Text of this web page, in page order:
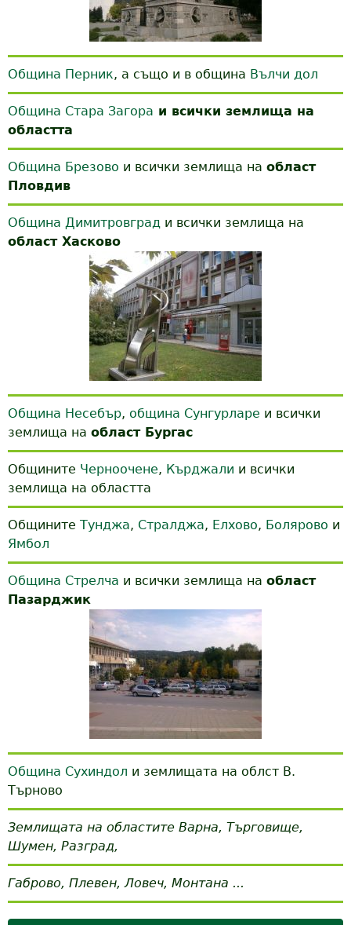
Община Перник, а също и в община Вълчи дол
Община Стара Загора и всички землища на
областта
Община Брезово и всички землища на област
Пловдив
Община Димитровград и всички землища на
област Хасково
Община Несебър, община Сунгурларе и всички
землища на област Бургас
Общините Черноочене, Кърджали и всички
землища на областта
Общините Тунджа, Стралджа, Елхово, Болярово и
Ямбол
Община Стрелча и всички землища на област
Пазарджик
Община Сухиндол и землищата на облст В.
Търново
Землищата на областите Варна, Търговище,
Шумен, Разград,
Габрово, Плевен, Ловеч, Монтана ...